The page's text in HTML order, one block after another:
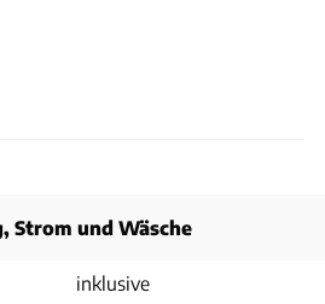
Strom und Wäsche
inklusive